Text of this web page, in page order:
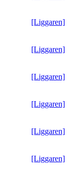
[Liggaren]
[Liggaren]
[Liggaren]
[Liggaren]
[Liggaren]
[Liggaren]